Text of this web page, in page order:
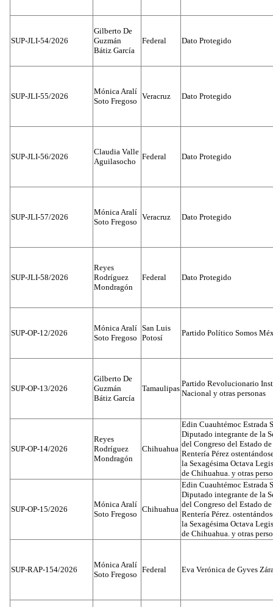
SUP-JLI-54/2026
Gilberto De
Guzmán
Bátiz García
Federal Dato Protegido
SUP-JLI-55/2026
Mónica Aralí
Soto Fregoso
Veracruz Dato Protegido
SUP-JLI-56/2026
Claudia Valle
Aguilasocho
Federal Dato Protegido
SUP-JLI-57/2026
Mónica Aralí
Soto Fregoso
Veracruz Dato Protegido
SUP-JLI-58/2026
Reyes
Rodríguez
Mondragón
Federal Dato Protegido
SUP-OP-12/2026
Mónica Aralí
Soto Fregoso
San Luis
Potosí
Partido Político Somos
SUP-OP-13/2026
Gilberto De
Guzmán
Bátiz García
Tamaulipas
Partido Revolucionario
Nacional y otras personas
SUP-OP-14/2026
Reyes
Rodríguez
Mondragón
Chihuahua
Edin Cuauhtémoc Estrada
Diputado integrante de la
del Congreso del Estado
Rentería Pérez
la Sexagésima Octava
de Chihuahua. y otras
SUP-OP-15/2026
Mónica Aralí
Soto Fregoso
Chihuahua
Edin Cuauhtémoc Estrada
Diputado integrante de la
del Congreso del Estado
Rentería Pérez.
la Sexagésima Octava
de Chihuahua. y otras
SUP-RAP-154/2026
Mónica Aralí
Soto Fregoso
Federal Eva Verónica de Gyves